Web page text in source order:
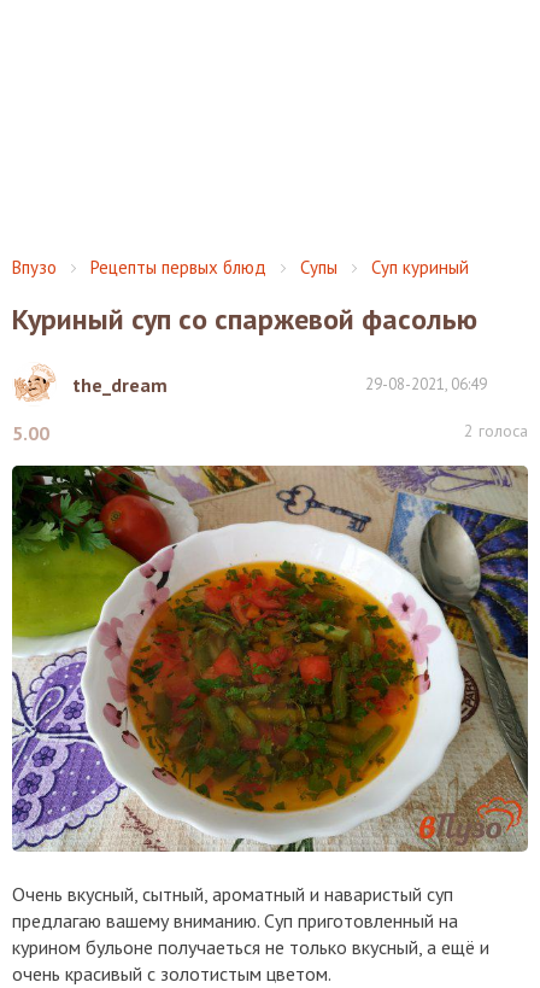
Впузо Рецепты первых блюд Супы Суп куриный
Куриный суп со спаржевой фасолью
the_dream 29-08-2021, 06:49
5.00 2 голоса
Очень вкусный, сытный, ароматный и наваристый суп
предлагаю вашему вниманию. Суп приготовленный на
курином бульоне получаеться не только вкусный, а ещё и
очень красивый с золотистым цветом.